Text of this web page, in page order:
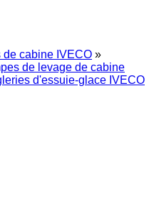
de cabine IVECO »
de levage de cabine
d'essuie-glace IVECO